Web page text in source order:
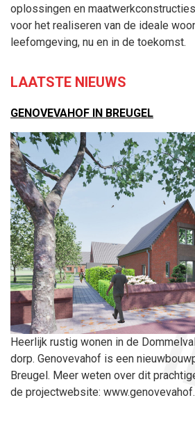
oplossingen en
voor het realiseren van de ideale
leefomgeving, nu en in de toekomst.
LAATSTE NIEUWS
GENOVEVAHOF IN BREUGEL
Heerlijk rustig wonen in de
dorp. Genovevahof is een
Breugel. Meer weten over dit
de projectwebsite: